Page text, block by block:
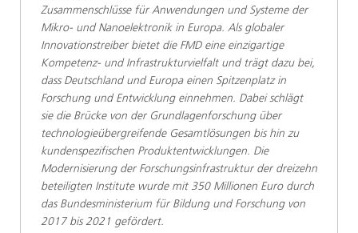
Zusammenschlüsse für Anwendungen und Systeme der
Mikro- und Nanoelektronik in Europa. Als globaler
Innovationstreiber bietet die FMD eine einzigartige
Kompetenz- und Infrastrukturvielfalt und trägt dazu bei,
dass Deutschland und Europa einen Spitzenplatz in
Forschung und Entwicklung einnehmen. Dabei schlägt
sie die Brücke von der Grundlagenforschung über
technologieübergreifende Gesamtlösungen bis hin zu
kundenspezifischen Produktentwicklungen. Die
Modernisierung der Forschungsinfrastruktur der dreizehn
beteiligten Institute wurde mit 350 Millionen Euro durch
das Bundesministerium für Bildung und Forschung von
2017 bis 2021 gefördert.